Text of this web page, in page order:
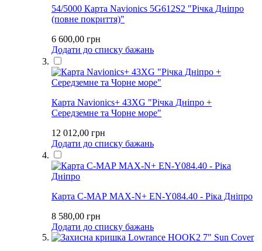
54/5000 Карта Navionics 5G612S2 "Річка Дніпро
(повне покриття)"
6 600,00 грн
Додати до списку бажань
Карта Navionics+ 43XG "Річка Дніпро +
Середземне та Чорне море"
12 012,00 грн
Додати до списку бажань
Карта С-МАР MAX-N+ EN-Y084.40 - Ріка Дніпро
8 580,00 грн
Додати до списку бажань